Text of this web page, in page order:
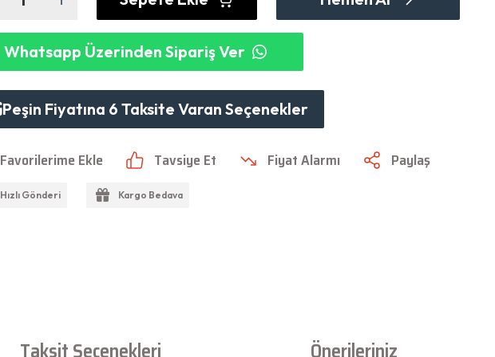
Whatsapp Üzerinden Sipariş Ver
Peşin Fiyatına 6 Taksite Varan Seçenekler
Tavsiye Et Fiyat Alarmı Paylaş
Hızlı Gönderi Kargo Bedava